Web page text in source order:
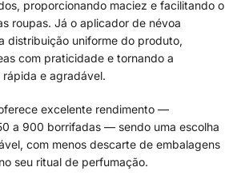
proporcionando maciez e facilitando o
roupas. Já o aplicador de névoa
distribuição uniforme do produto,
com praticidade e tornando a
e agradável.
excelente rendimento —
a 900 borrifadas — sendo uma escolha
com menos descarte de embalagens
seu ritual de perfumação.